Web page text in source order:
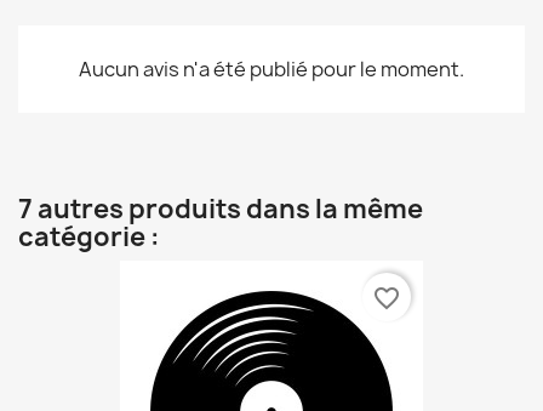
Aucun avis n'a été publié pour le moment.
7 autres produits dans la même
catégorie :
favorite_border